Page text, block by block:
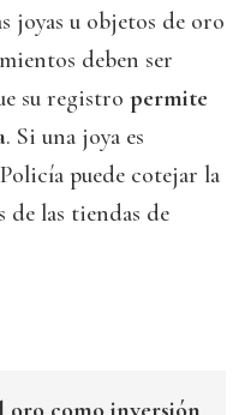
joyas u objetos de oro
deben ser
su registro permite
. Si una joya es
puede cotejar la
las tiendas de